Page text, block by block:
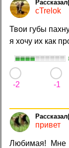
cTrelok
Твои губы
я хочу их как
-2 -1
привет
Любимая! Мне